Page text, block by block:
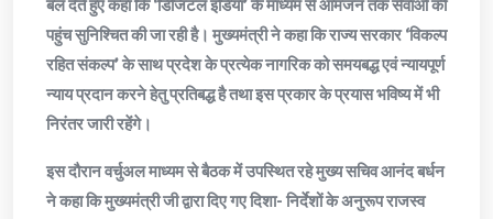
बल देते हुए कहा कि ‘डिजिटल इंडिया’ के माध्यम से आमजन तक सेवाओं की
पहुंच सुनिश्चित की जा रही है। मुख्यमंत्री ने कहा कि राज्य सरकार ‘विकल्प
रहित संकल्प’ के साथ प्रदेश के प्रत्येक नागरिक को समयबद्ध एवं न्यायपूर्ण
न्याय प्रदान करने हेतु प्रतिबद्ध है तथा इस प्रकार के प्रयास भविष्य में भी
निरंतर जारी रहेंगे।
इस दौरान वर्चुअल माध्यम से बैठक में उपस्थित रहे मुख्य सचिव आनंद बर्धन
ने कहा कि मुख्यमंत्री जी द्वारा दिए गए दिशा- निर्देशों के अनुरूप राजस्व